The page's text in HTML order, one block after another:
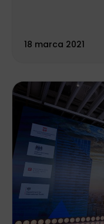
18 marca 2021